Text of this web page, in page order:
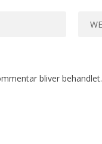
bliver behandlet.